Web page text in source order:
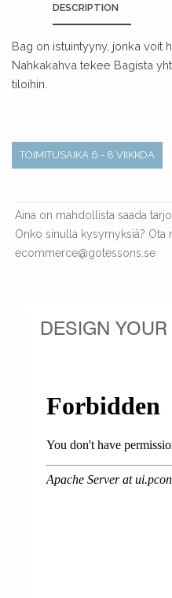
DESCRIPTION
Bag on istuintyyny, jonka voit
Nahkakahva tekee Bagista
tiloihin.
TOIMITUSAIKA 6 - 8 VIIKKOA
Aina on mahdollista saada
Onko sinulla kysymyksiä?
ecommerce@gotessons.se
DESIGN YOUR